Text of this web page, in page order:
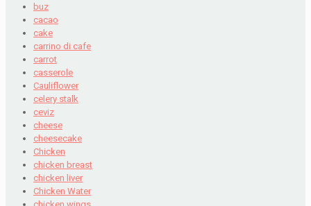
buz
cacao
cake
carrino di cafe
carrot
casserole
Cauliflower
celery stalk
ceviz
cheese
cheesecake
Chicken
chicken breast
chicken liver
Chicken Water